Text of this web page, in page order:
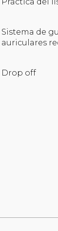
Sistema de
auriculares
Drop off